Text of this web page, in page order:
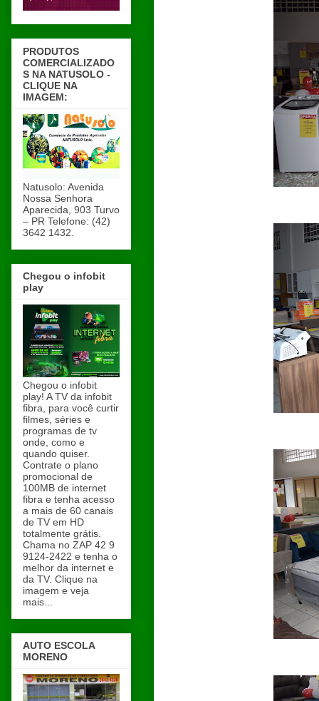
PRODUTOS
COMERCIALIZADO
S NA NATUSOLO -
CLIQUE NA
IMAGEM:
Natusolo: Avenida
Nossa Senhora
Aparecida, 903 Turvo
– PR Telefone: (42)
3642 1432.
Chegou o infobit
play
Chegou o infobit
play! A TV da infobit
fibra, para você curtir
filmes, séries e
programas de tv
onde, como e
quando quiser.
Contrate o plano
promocional de
100MB de internet
fibra e tenha acesso
a mais de 60 canais
de TV em HD
totalmente grátis.
Chama no ZAP 42 9
9124-2422 e tenha o
melhor da internet e
da TV. Clique na
imagem e veja
mais...
AUTO ESCOLA
MORENO